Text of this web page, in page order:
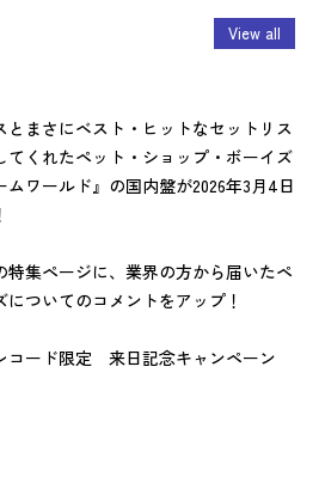
View all
まさにベスト・ヒットなセットリス
てくれたペット・ショップ・ボーイズ
ワールド』の国内盤が2026年3月4日
特集ページに、業界の方から届いたペ
ついてのコメントをアップ！
コード限定 来日記念キャンペーン